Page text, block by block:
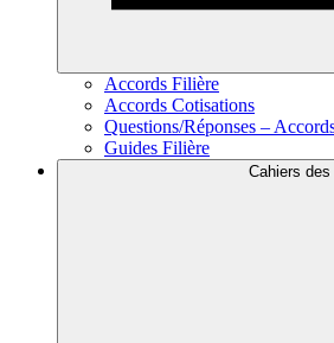
Accords Filière
Accords Cotisations
Questions/Réponses –
Guides Filière
Cahiers des